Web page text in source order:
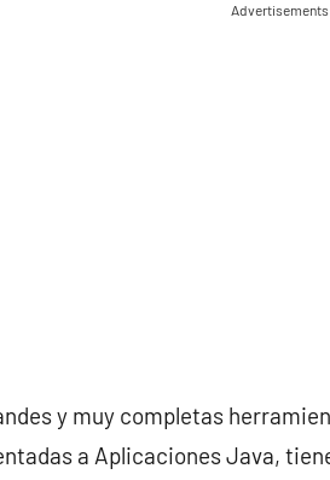
Advertisements
y muy completas
a Aplicaciones Java,